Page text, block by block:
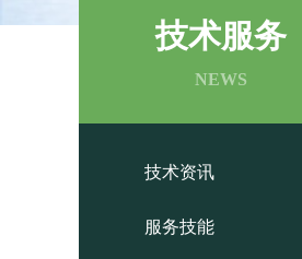
技术服务
NEWS
技术资讯
服务技能